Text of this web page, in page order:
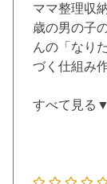
ママ整理収
歳の男の子
んの「なり
づく仕組み
すべて見る▼